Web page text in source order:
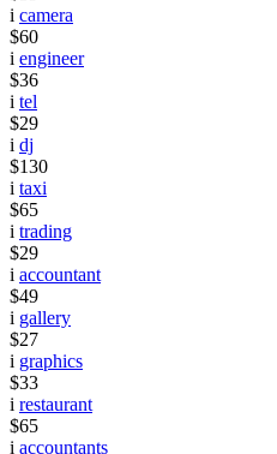
i camera
$60
i engineer
$36
i tel
$29
i dj
$130
i taxi
$65
i trading
$29
i accountant
$49
i gallery
$27
i graphics
$33
i restaurant
$65
i accountants